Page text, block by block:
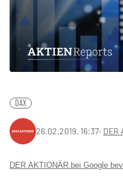
DAX
26.02.2019, 16:37‧ DER
DER AKTIONÄR bei Google